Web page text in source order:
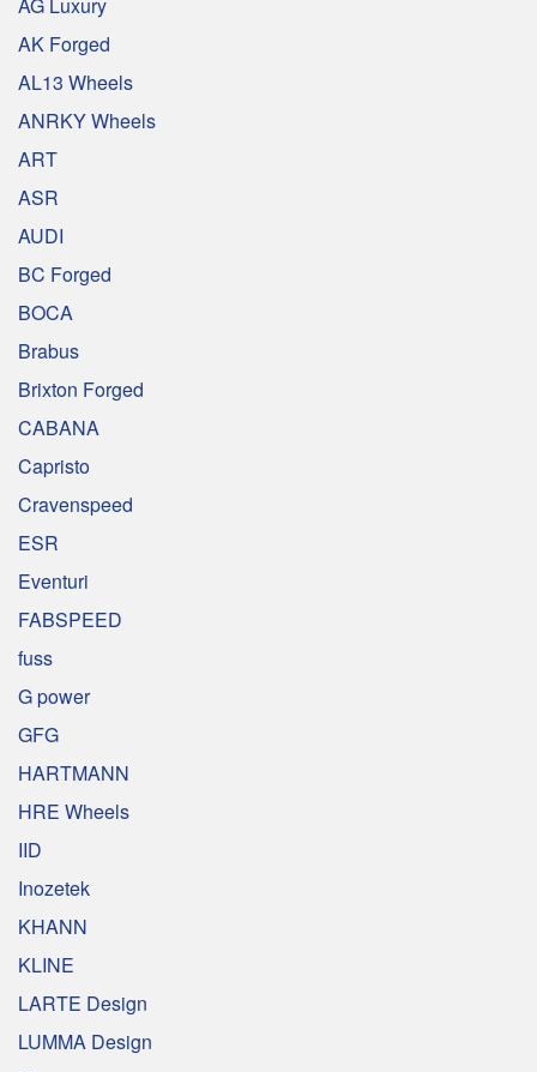
AK Forged
AL13 Wheels
ANRKY Wheels
ART
ASR
AUDI
BC Forged
BOCA
Brabus
Brixton Forged
CABANA
Capristo
Cravenspeed
ESR
Eventuri
FABSPEED
fuss
G power
GFG
HARTMANN
HRE Wheels
IID
Inozetek
KHANN
KLINE
LARTE Design
LUMMA Design